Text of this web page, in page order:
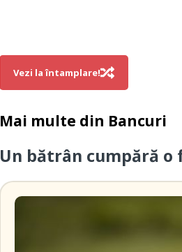
Vezi la întamplare!
Mai multe din Bancuri
Un bătrân cumpără o